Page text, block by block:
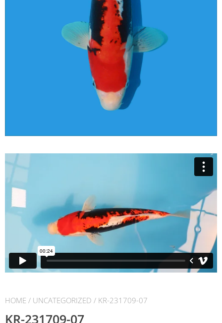
HOME / UNCATEGORIZED / KR-231709-07
KR-231709-07